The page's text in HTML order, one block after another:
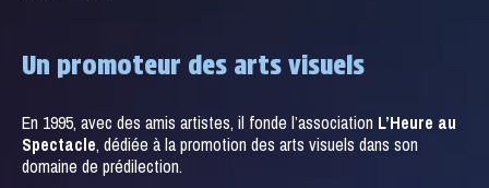
Un promoteur des arts visuels
En 1995, avec des amis artistes, il fonde l’association L’Heure au
Spectacle, dédiée à la promotion des arts visuels dans son
domaine de prédilection.